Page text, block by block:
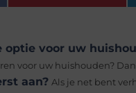
optie voor uw
voor uw huishouden?
aan? Als je net bent